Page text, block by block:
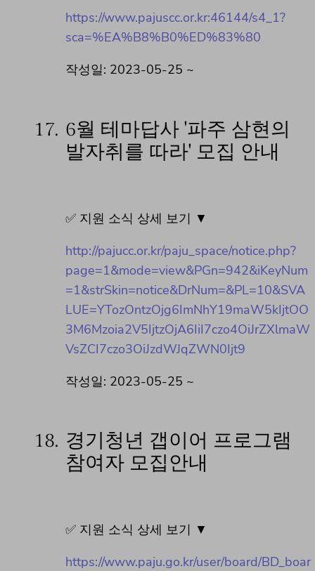
https://www.pajuscc.or.kr:46144/s4_1?
sca=%EA%B8%B0%ED%83%80
작성일: 2023-05-25 ~
17. 6월 테마답사 '파주 삼현의
발자취를 따라' 모집 안내
✅ 지원 소식 상세 보기 ▼
http://pajucc.or.kr/paju_space/notice.php?
page=1&mode=view&PGn=942&iKeyNum
=1&strSkin=notice&DrNum=&PL=10&SVA
LUE=YTozOntzOjg6ImNhY19maW5kIjtOO
3M6Mzoia2V5IjtzOjA6IiI7czo4OiJrZXlmaW
VsZCI7czo3OiJzdWJqZWN0Ijt9
작성일: 2023-05-25 ~
18. 경기청년 갭이어 프로그램
참여자 모집안내
✅ 지원 소식 상세 보기 ▼
https://www.paju.go.kr/user/board/BD_boar